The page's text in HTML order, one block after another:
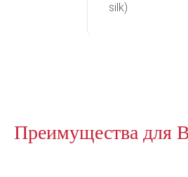
silk)
Преимущества для